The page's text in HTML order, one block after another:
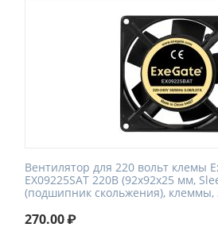
Вентилятор для 220 вольт клемы
EX09225SAT 220В (92x92x25 мм,
(подшипник скольжения), клеммы,
270.00₽